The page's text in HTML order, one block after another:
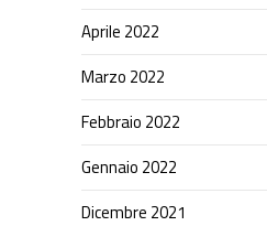
Aprile 2022
Marzo 2022
Febbraio 2022
Gennaio 2022
Dicembre 2021